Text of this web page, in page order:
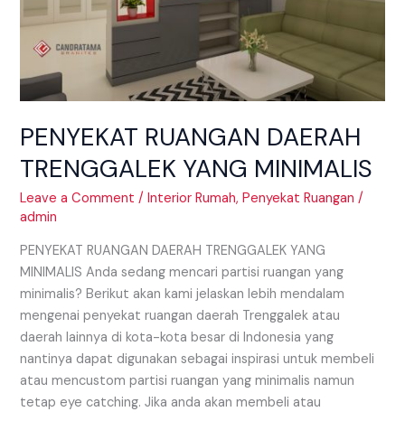
PENYEKAT RUANGAN DAERAH
TRENGGALEK YANG MINIMALIS
Leave a Comment /Interior Rumah,Penyekat Ruangan /
admin
PENYEKAT RUANGAN DAERAH TRENGGALEK YANG
MINIMALIS Anda sedang mencari partisi ruangan yang
minimalis? Berikut akan kami jelaskan lebih mendalam
mengenai penyekat ruangan daerah Trenggalek atau
daerah lainnya di kota-kota besar di Indonesia yang
nantinya dapat digunakan sebagai inspirasi untuk membeli
atau mencustom partisi ruangan yang minimalis namun
tetap eye catching. Jika anda akan membeli atau